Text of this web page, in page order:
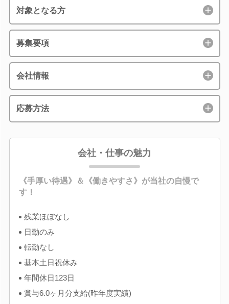
対象となる方
募集要項
会社情報
応募方法
会社・仕事の魅力
《手厚い待遇》＆《働きやすさ》が当社の自慢で
す！
残業ほぼなし
日勤のみ
転勤なし
基本土日祝休み
年間休日123日
賞与6.0ヶ月分支給(昨年度実績)